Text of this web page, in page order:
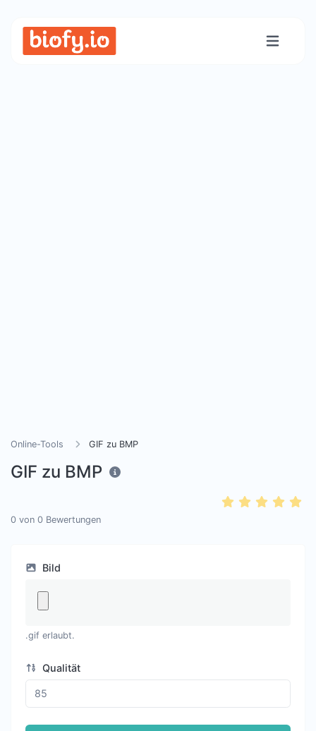
Online-Tools GIF zu BMP
GIF zu BMP
0 von 0 Bewertungen
Bild
.gif erlaubt.
Qualität